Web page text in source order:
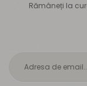
Rămâneți la